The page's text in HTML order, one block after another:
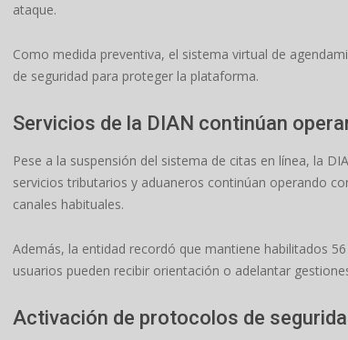
ataque.
Como medida preventiva, el sistema virtual de
de seguridad para proteger la plataforma.
Servicios de la DIAN continúan
Pese a la suspensión del sistema de citas en línea, la
servicios tributarios y aduaneros continúan operando
canales habituales.
Además, la entidad recordó que mantiene habilitados
usuarios pueden recibir orientación o adelantar
Activación de protocolos de